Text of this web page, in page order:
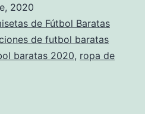
2020
de Fútbol Baratas
de futbol baratas
baratas 2020, ropa de